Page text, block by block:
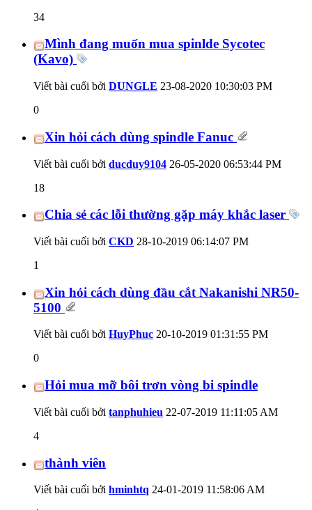
34
Mình đang muốn mua spinlde Sycotec
(Kavo)
Viết bài cuối bởi DUNGLE 23-08-2020 10:30:03 PM
0
Xin hỏi cách dùng spindle Fanuc
Viết bài cuối bởi ducduy9104 26-05-2020 06:53:44 PM
18
Chia sẻ các lỗi thường gặp máy khắc laser
Viết bài cuối bởi CKD 28-10-2019 06:14:07 PM
1
Xin hỏi cách dùng đầu cắt Nakanishi NR50-
5100
Viết bài cuối bởi HuyPhuc 20-10-2019 01:31:55 PM
0
Hỏi mua mỡ bôi trơn vòng bi spindle
Viết bài cuối bởi tanphuhieu 22-07-2019 11:11:05 AM
4
thành viên
Viết bài cuối bởi hminhtq 24-01-2019 11:58:06 AM